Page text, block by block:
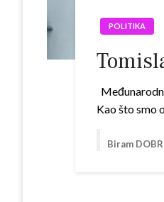
POLITIKA
Kao što smo
Biram